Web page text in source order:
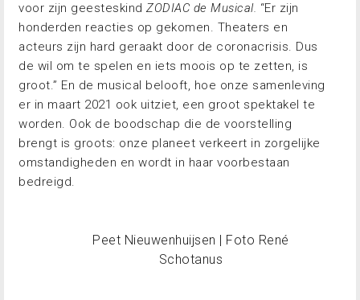
voor zijn geesteskind ZODIAC de Musical. “Er zijn
honderden reacties op gekomen. Theaters en
acteurs zijn hard geraakt door de coronacrisis. Dus
de wil om te spelen en iets moois op te zetten, is
groot.” En de musical belooft, hoe onze samenleving
er in maart 2021 ook uitziet, een groot spektakel te
worden. Ook de boodschap die de voorstelling
brengt is groots: onze planeet verkeert in zorgelijke
omstandigheden en wordt in haar voorbestaan
bedreigd.
Peet Nieuwenhuijsen | Foto René
Schotanus